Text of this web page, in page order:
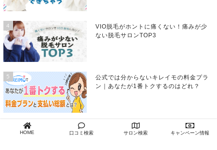
4
VIO脱毛がホントに痛くない！痛みが少
ない脱毛サロンTOP3
5
公式では分からないキレイモの料金プラ
ン｜あなたが1番トクするのはどれ？
「恋肌(こいはだ)」の激安料金の裏を徹
HOME 口コミ検索 サロン検索 キャンペーン情報